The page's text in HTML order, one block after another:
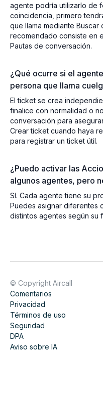
agente podría utilizarlo de
coincidencia, primero
que llama mediante Buscar
recomendado consiste en
Pautas de conversación.
¿Qué ocurre si el
persona que llama
El ticket se crea
finalice con normalidad o
conversación para
Crear ticket cuando haya
para registrar un ticket útil.
¿Puedo activar las
algunos agentes, pero
Sí. Cada agente tiene su
Puedes asignar diferentes
distintos agentes según su
© Copyright Aircall
Comentarios
Privacidad
Términos de uso
Seguridad
DPA
Aviso sobre IA